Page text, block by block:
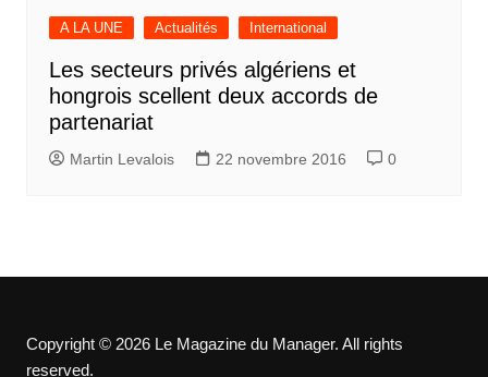
A LA UNE Actualités International
Les secteurs privés algériens et
hongrois scellent deux accords de
partenariat
Martin Levalois 22 novembre 2016 0
Copyright © 2026 Le Magazine du Manager. All rights
reserved.